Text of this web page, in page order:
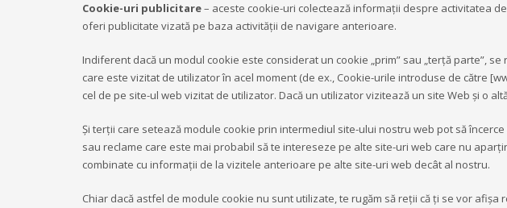
Cookie-uri publicitare– aceste cookie-uri colectează informații despre activitatea
oferi publicitate vizată pe baza activității de navigare anterioare.
Indiferent dacă un modul cookie este considerat un cookie „prim” sau „terță parte”,
care este vizitat de utilizator în acel moment (de ex., Cookie-urile introduse de către
cel de pe site-ul web vizitat de utilizator. Dacă un utilizator vizitează un site Web și o
Şi terţii care setează module cookie prin intermediul site-ului nostru web pot să
sau reclame care este mai probabil să te intereseze pe alte site-uri web care nu
combinate cu informaţii de la vizitele anterioare pe alte site-uri web decât al nostru.
Chiar dacă astfel de module cookie nu sunt utilizate, te rugăm să reţii că ţi se vor